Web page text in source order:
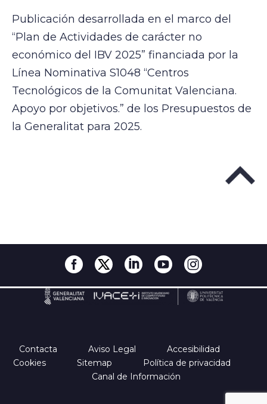
Publicación desarrollada en el marco del
“Plan de Actividades de carácter no
económico del IBV 2025” financiada por la
Línea Nominativa S1048 “Centros
Tecnológicos de la Comunitat Valenciana.
Apoyo por objetivos.” de los Presupuestos de
la Generalitat para 2025.
Contacta Aviso Legal
Accesibilidad
Cookies
Sitemap
Política de privacidad
Canal de Información